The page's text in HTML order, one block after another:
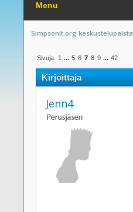
Menu
Simpsonit.org keskustelupalsta
Sivuja: 1 ... 5 6 7 8 9 ... 42
Kirjoittaja
Jenn4